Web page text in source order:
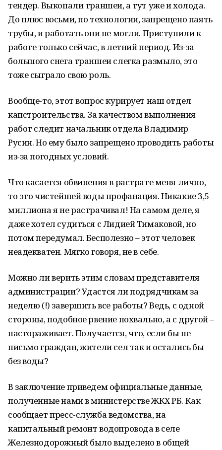
тендер. Выкопали траншеи, а тут уже и холода.
До плюс восьми, по технологии, запрещено паять
трубы, и работать они не могли. Приступили к
работе только сейчас, в летний период. Из-за
большого снега траншеи слегка размыло, это
тоже сыграло свою роль.
Вообще-то, этот вопрос курирует наш отдел
капстроительства. За качеством выполнения
работ следит начальник отдела Владимир
Русин. Но ему было запрещено проводить работы
из-за погодных условий.
Что касается обвинения в растрате меня лично,
то это чистейшей воды профанация. Никакие 3,5
миллиона я не растрачивал! На самом деле, я
даже хотел судиться с Лидией Тимаковой, но
потом передумал. Бесполезно – этот человек
неадекватен. Мягко говоря, не в себе.
Можно ли верить этим словам представителя
администрации? Удастся ли подрядчикам за
неделю (!) завершить все работы? Ведь, с одной
стороны, подобное рвение похвально, а с другой –
настораживает. Получается, что, если бы не
письмо граждан, жители сел так и остались бы
без воды?
В заключение приведем официальные данные,
полученные нами в министерстве ЖКХ РБ. Как
сообщает пресс-служба ведомства, на
капитальный ремонт водопровода в селе
Железнодорожный было выделено в общей